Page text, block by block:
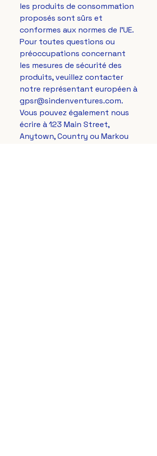
les produits de consommation
proposés sont sûrs et
conformes aux normes de l'UE.
Pour toutes questions ou
préoccupations concernant
les mesures de sécurité des
produits, veuillez contacter
gpsr@sindenventures.com.
Vous pouvez également nous
écrire à 123 Main Street,
Anytown, Country ou Markou